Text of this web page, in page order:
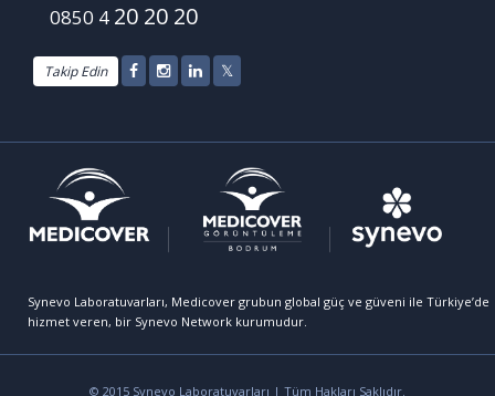
0850 4 20 20 20
Takip Edin
Synevo Laboratuvarları, Medicover grubun global güç ve güveni ile Türkiye’de
hizmet veren, bir Synevo Network kurumudur.
© 2015 Synevo Laboratuvarları | Tüm Hakları Saklıdır.